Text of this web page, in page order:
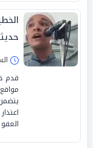
السبت
قدم